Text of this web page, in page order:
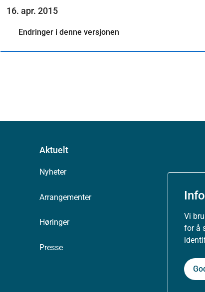
Vi
for å
16. apr. 2015
Endringer i denne versjonen
Aktuelt
Nyheter
Arrangementer
Høringer
Presse